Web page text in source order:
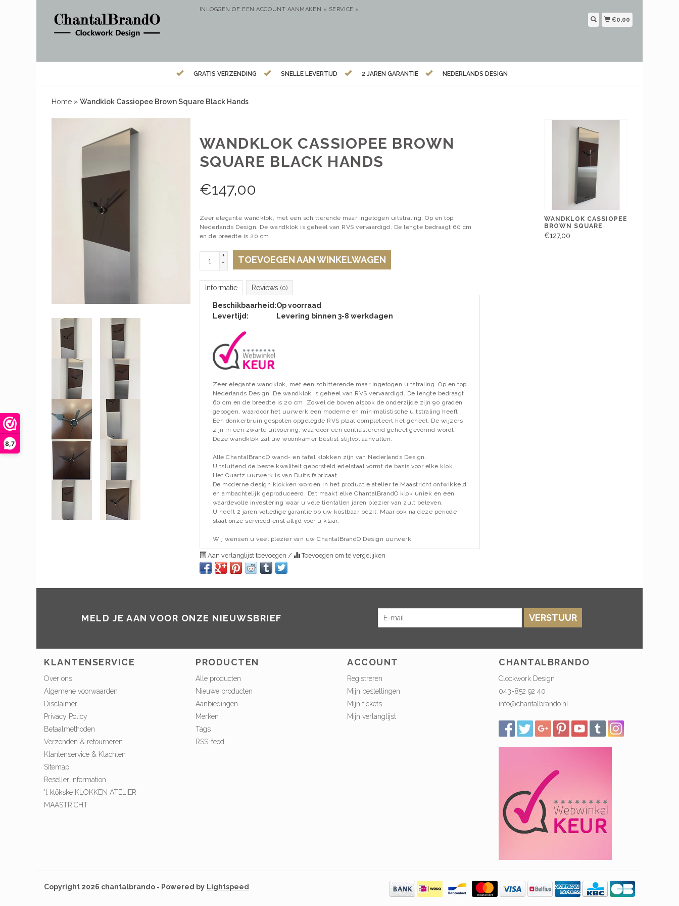
8,7
INLOGGEN OF EEN ACCOUNT AANMAKEN » SERVICE »
€0,00
GRATIS VERZENDING SNELLE LEVERTIJD 2 JAREN GARANTIE NEDERLANDS DESIGN
Home » Wandklok Cassiopee Brown Square Black Hands
WANDKLOK CASSIOPEE BROWN
SQUARE BLACK HANDS
€147,00
Zeer elegante wandklok, met een schitterende maar ingetogen uitstraling. Op en top
Nederlands Design. De wandklok is geheel van RVS vervaardigd. De lengte bedraagt 60 cm
en de breedte is 20 cm.
+
-
TOEVOEGEN AAN WINKELWAGEN
Informatie Reviews (0)
Beschikbaarheid:Op voorraad
Levertijd:
Levering binnen 3-8 werkdagen
Zeer elegante wandklok, met een schitterende maar ingetogen uitstraling. Op en top
Nederlands Design. De wandklok is geheel van RVS vervaardigd. De lengte bedraagt
60 cm en de breedte is 20 cm. Zowel de boven alsook de onderzijde zijn 90 graden
gebogen, waardoor het uurwerk een moderne en minimalistische uitstraling heeft.
Een donkerbruin gespoten opgelegde RVS plaat completeert het geheel. De wijzers
zijn in een zwarte uitvoering, waardoor een contrasterend geheel gevormd wordt.
Deze wandklok zal uw woonkamer beslist stijlvol aanvullen.
Alle ChantalBrandO wand- en tafel klokken zijn van Nederlands Design.
Uitsluitend de beste kwaliteit geborsteld edelstaal vormt de basis voor elke klok.
Het Quartz uurwerk is van Duits fabricaat.
De moderne design klokken worden in het productie atelier te Maastricht ontwikkeld
en ambachtelijk geproduceerd. Dat maakt elke ChantalBrandO klok uniek en een
waardevolle investering waar u vele tientallen jaren plezier van zult beleven.
U heeft 2 jaren volledige garantie op uw kostbaar bezit. Maar ook na deze periode
staat onze servicedienst altijd voor u klaar.
Wij wensen u veel plezier van uw ChantalBrandO Design uurwerk.
Aan verlanglijst toevoegen / Toevoegen om te vergelijken
WANDKLOK CASSIOPEE
BROWN SQUARE
€127,00
MELD JE AAN VOOR ONZE NIEUWSBRIEF VERSTUUR
KLANTENSERVICE
Over ons
Algemene voorwaarden
Disclaimer
Privacy Policy
Betaalmethoden
Verzenden & retourneren
Klantenservice & Klachten
Sitemap
Reseller information
't klökske KLOKKEN ATELIER
MAASTRICHT
PRODUCTEN
Alle producten
Nieuwe producten
Aanbiedingen
Merken
Tags
RSS-feed
ACCOUNT
Registreren
Mijn bestellingen
Mijn tickets
Mijn verlanglijst
CHANTALBRANDO
Clockwork Design
043-852 92 40
info@chantalbrando.nl
Copyright 2026 chantalbrando - Powered by Lightspeed